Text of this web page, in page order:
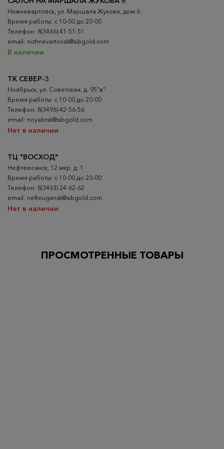
ТК СЕВЕР-3
Ноябрьск, ул. Советская, д. 95"в"
Время работы: с 10-00 до 20-00
Телефон: 8(3496) 42-56-56
email: noyabrsk@sibgold.com
Нет в наличии
ТЦ "ВОСХОД"
Нефтеюганск, 12 мкр. д. 1
Время работы: с 10-00 до 20-00
Телефон: 8(3463) 24-62-62
email: nefteugansk@sibgold.com
Нет в наличии
Нижневартовск, ул. Маршала Жукова, дом 6
Время работы: с 10-00 до 20-00
Телефон: 8(3466) 41-51-51
email: nizhnevartovsk@sibgold.com
В наличии
ПРОСМОТРЕННЫЕ ТОВАРЫ